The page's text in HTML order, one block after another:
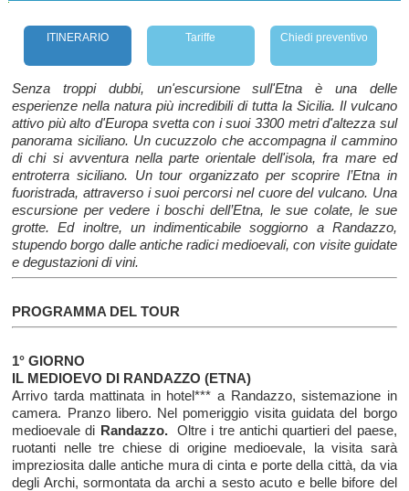
ITINERARIO Tariffe Chiedi preventivo
Senza troppi dubbi, un'escursione sull'Etna è una delle
esperienze nella natura più incredibili di tutta la Sicilia. Il vulcano
attivo più alto d'Europa svetta con i suoi 3300 metri d'altezza sul
panorama siciliano. Un cucuzzolo che accompagna il cammino
di chi si avventura nella parte orientale dell'isola, fra mare ed
entroterra siciliano. Un tour organizzato per scoprire l’Etna in
fuoristrada, attraverso i suoi percorsi nel cuore del vulcano. Una
escursione per vedere i boschi dell’Etna, le sue colate, le sue
grotte. Ed inoltre, un indimenticabile soggiorno a Randazzo,
stupendo borgo dalle antiche radici medioevali, con visite guidate
e degustazioni di vini.
PROGRAMMA DEL TOUR
1° GIORNO
IL MEDIOEVO DI RANDAZZO (ETNA)
Arrivo tarda mattinata in hotel*** a Randazzo, sistemazione in
camera. Pranzo libero. Nel pomeriggio visita guidata del borgo
medioevale di Randazzo.Oltre i tre antichi quartieri del paese,
ruotanti nelle tre chiese di origine medioevale, la visita sarà
impreziosita dalle antiche mura di cinta e porte della città, da via
degli Archi, sormontata da archi a sesto acuto e belle bifore del